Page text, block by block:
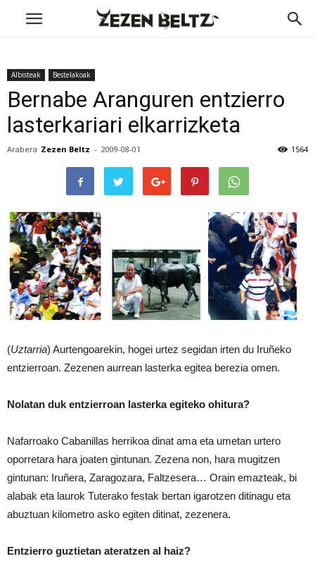
Albisteak Bestelakoak
Bernabe Aranguren entzierro
lasterkariari elkarrizketa
Arabera Zezen Beltz - 2009-08-01 1564
(Uztarria) Aurtengoarekin, hogei urtez segidan irten du Iruñeko
entzierroan. Zezenen aurrean lasterka egitea berezia omen.
Nolatan duk entzierroan lasterka egiteko ohitura?
Nafarroako Cabanillas herrikoa dinat ama eta umetan urtero
oporretara hara joaten gintunan. Zezena non, hara mugitzen
gintunan: Iruñera, Zaragozara, Faltzesera… Orain emazteak, bi
alabak eta laurok Tuterako festak bertan igarotzen ditinagu eta
abuztuan kilometro asko egiten ditinat, zezenera.
Entzierro guztietan ateratzen al haiz?